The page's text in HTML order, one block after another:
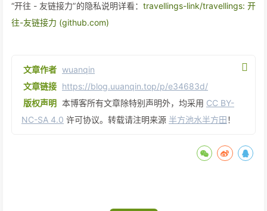
“开往 - 友链接力”的隐私说明详看： travellings-link/travellings: 开
往-友链接力 (github.com)
文章作者 wuanqin
文章链接 https://blog.uuanqin.top/p/e34683d/
版权声明 本博客所有文章除特别声明外，均采用 CC BY-
NC-SA 4.0 许可协议。转载请注明来源 半方池水半方田！